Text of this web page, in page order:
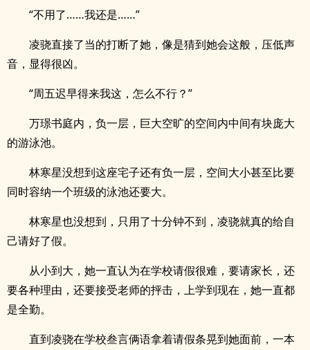
“不用了……我还是……”
凌骁直接了当的打断了她，像是猜到她会这般，压低声
音，显得很凶。
“周五迟早得来我这，怎么不行？”
万璟书庭内，负一层，巨大空旷的空间内中间有块庞大
的游泳池。
林寒星没想到这座宅子还有负一层，空间大小甚至比要
同时容纳一个班级的泳池还要大。
林寒星也没想到，只用了十分钟不到，凌骁就真的给自
己请好了假。
从小到大，她一直认为在学校请假很难，要请家长，还
要各种理由，还要接受老师的抨击，上学到现在，她一直都
是全勤。
直到凌骁在学校叁言俩语拿着请假条晃到她面前，一本